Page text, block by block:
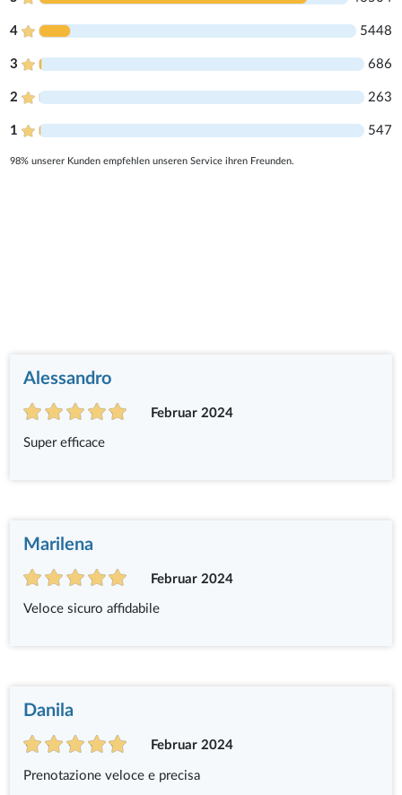
4 5448
3 686
2 263
1 547
98% unserer Kunden empfehlen unseren Service ihren Freunden.
Alessandro
Februar 2024
Super efficace
Marilena
Februar 2024
Veloce sicuro affidabile
Danila
Februar 2024
Prenotazione veloce e precisa